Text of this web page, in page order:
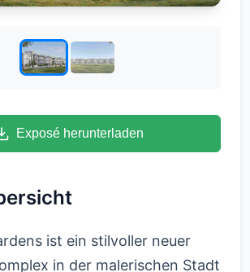
Exposé herunterladen
ist ein stilvoller neuer
in der malerischen Stadt